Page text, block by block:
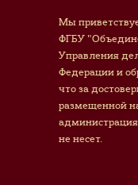
Мы
ФГБУ
Управления
Федерации и
что за
размещенной
не несет.